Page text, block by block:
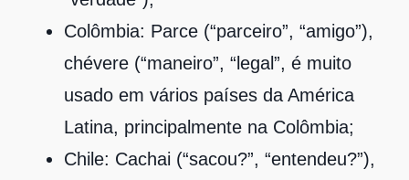
Colômbia: Parce (“parceiro”, “amigo”),
chévere (“maneiro”, “legal”, é muito
usado em vários países da América
Latina, principalmente na Colômbia;
Chile: Cachai (“sacou?”, “entendeu?”),